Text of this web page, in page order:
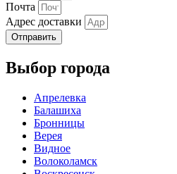
Почта
Адрес доставки
Отправить
Выбор города
Апрелевка
Балашиха
Бронницы
Верея
Видное
Волоколамск